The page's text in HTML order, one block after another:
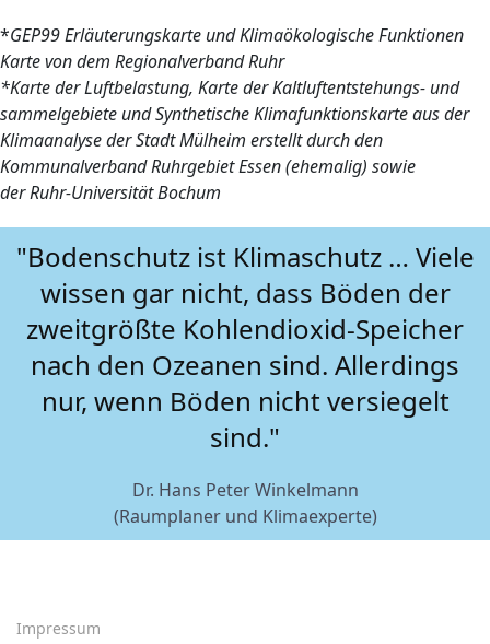
*GEP99 Erläuterungskarte und Klimaökologische Funktionen
Karte von dem Regionalverband Ruhr
*Karte der Luftbelastung, Karte der Kaltluftentstehungs- und
sammelgebiete und Synthetische Klimafunktionskarte aus der
Klimaanalyse der Stadt Mülheim erstellt durch den
Kommunalverband Ruhrgebiet Essen (ehemalig) sowie
der Ruhr-Universität Bochum
"Bodenschutz ist Klimaschutz … Viele
wissen gar nicht, dass Böden der
zweitgrößte Kohlendioxid-Speicher
nach den Ozeanen sind. Allerdings
nur, wenn Böden nicht versiegelt
sind."
Dr. Hans Peter Winkelmann
(Raumplaner und Klimaexperte)
Impressum